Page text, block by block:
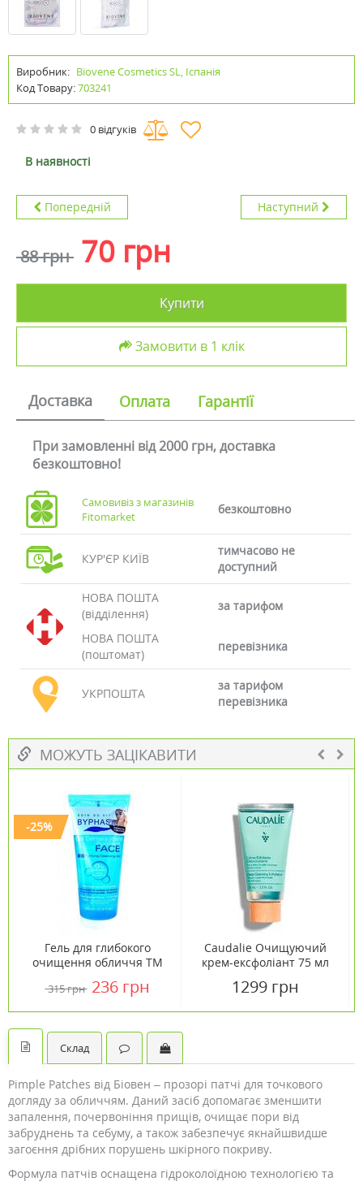
Виробник: Biovene Cosmetics SL, Іспанія
Код Товару:703241
0 відгуків
В наявності
Попередній Наступний
88 грн 70 грн
Купити
Замовити в 1 клік
Доставка Оплата Гарантії
При замовленні від 2000 грн, доставка
безкоштовно!
Самовивіз з магазинів
Fitomarket
безкоштовно
КУР'ЄР КИЇВ
тимчасово не
доступний
НОВА ПОШТА
(відділення)
за тарифом
НОВА ПОШТА
(поштомат)
перевізника
УКРПОШТА
за тарифом
перевізника
МОЖУТЬ ЗАЦІКАВИТИ
-25%
Гель для глибокого
очищення обличчя ТМ
315 грн 236 грн
Caudalie Очищуючий
крем-ексфоліант 75 мл
1299 грн
Склад
Pimple Patches від Біовен – прозорі патчі для точкового
догляду за обличчям. Даний засіб допомагає зменшити
запалення, почервоніння прищів, очищає пори від
забруднень та себуму, а також забезпечує якнайшвидше
загоєння дрібних порушень шкірного покриву.
Формула патчів оснащена гідроколоїдною технологією та